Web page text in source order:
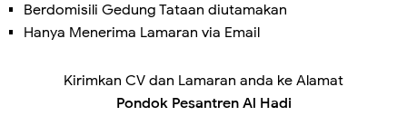
Berdomisili Gedung Tataan diutamakan
Hanya Menerima Lamaran via Email
Kirimkan CV dan Lamaran anda ke Alamat
Pondok Pesantren Al Hadi